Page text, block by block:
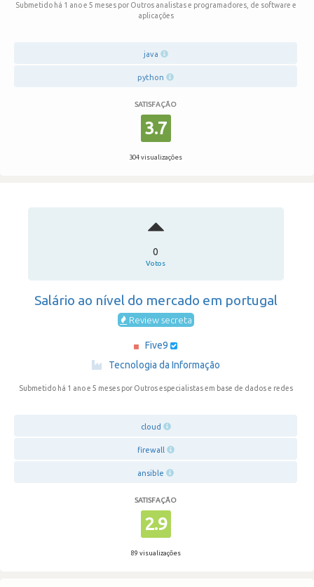
Submetido há 1 ano e 5 meses por Outros analistas e programadores, de software e
aplicações
java
python
SATISFAÇÃO
3.7
304 visualizações
0
Votos
Salário ao nível do mercado em portugal
Review secreta
Five9
Tecnologia da Informação
Submetido há 1 ano e 5 meses por Outros especialistas em base de dados e redes
cloud
firewall
ansible
SATISFAÇÃO
2.9
89 visualizações